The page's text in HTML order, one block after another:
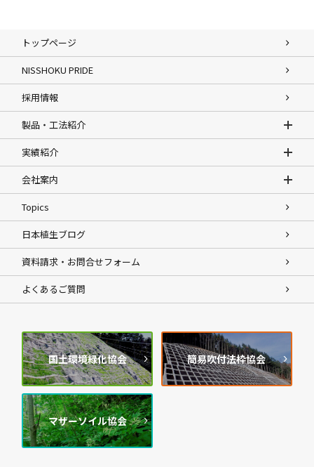
トップページ
NISSHOKU PRIDE
採用情報
製品・工法紹介
実績紹介
会社案内
Topics
日本植生ブログ
資料請求・お問合せフォーム
よくあるご質問
国土環境緑化協会 簡易吹付法枠協会
マザーソイル協会